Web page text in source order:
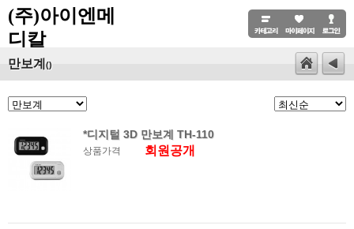
(주)아이엔메
디칼
만보계 ()
*디지털 3D 만보계 TH-110
상품가격 회원공개